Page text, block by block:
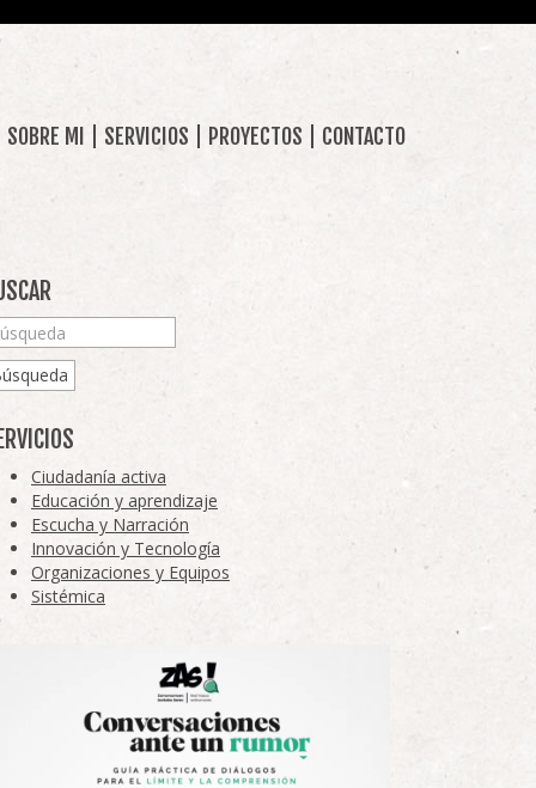
SOBRE MI SERVICIOS PROYECTOS CONTACTO
Ciudadanía activa
Educación y aprendizaje
Escucha y Narración
Innovación y Tecnología
Organizaciones y Equipos
Sistémica